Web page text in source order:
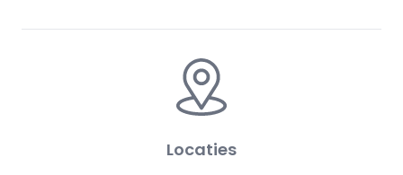
Locaties